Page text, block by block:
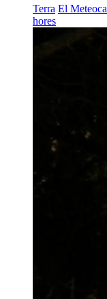
Terra El
hores